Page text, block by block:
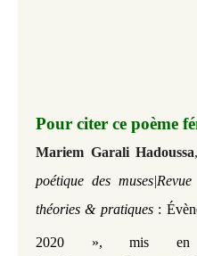
Pour citer ce poème
Mariem Garali Hadoussa,
poétique des
théories & pratiques:
2020 », mis